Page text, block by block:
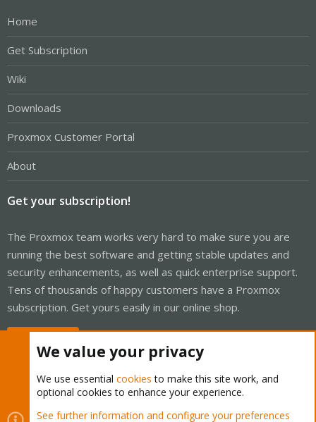
Home
Get Subscription
Wiki
Downloads
Proxmox Customer Portal
About
Get your subscription!
The Proxmox team works very hard to make sure you are
running the best software and getting stable updates and
security enhancements, as well as quick enterprise support.
Tens of thousands of happy customers have a Proxmox
subscription. Get yours easily in our online shop.
Cookies Proxmox Support Forum - Light Mode
We value your privacy
We use essential cookies to make this site work, and
optional cookies to enhance your experience.
See further information and configure your preferences